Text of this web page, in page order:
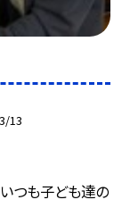
13
つも子ども達の